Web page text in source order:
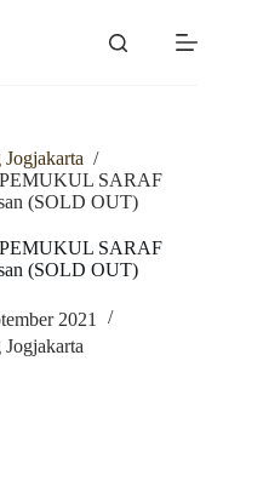
/
SARAF
(SOLD OUT)
SARAF
(SOLD OUT)
2021